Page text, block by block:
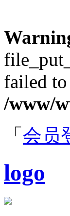
failed
/www/
「 会员
logo